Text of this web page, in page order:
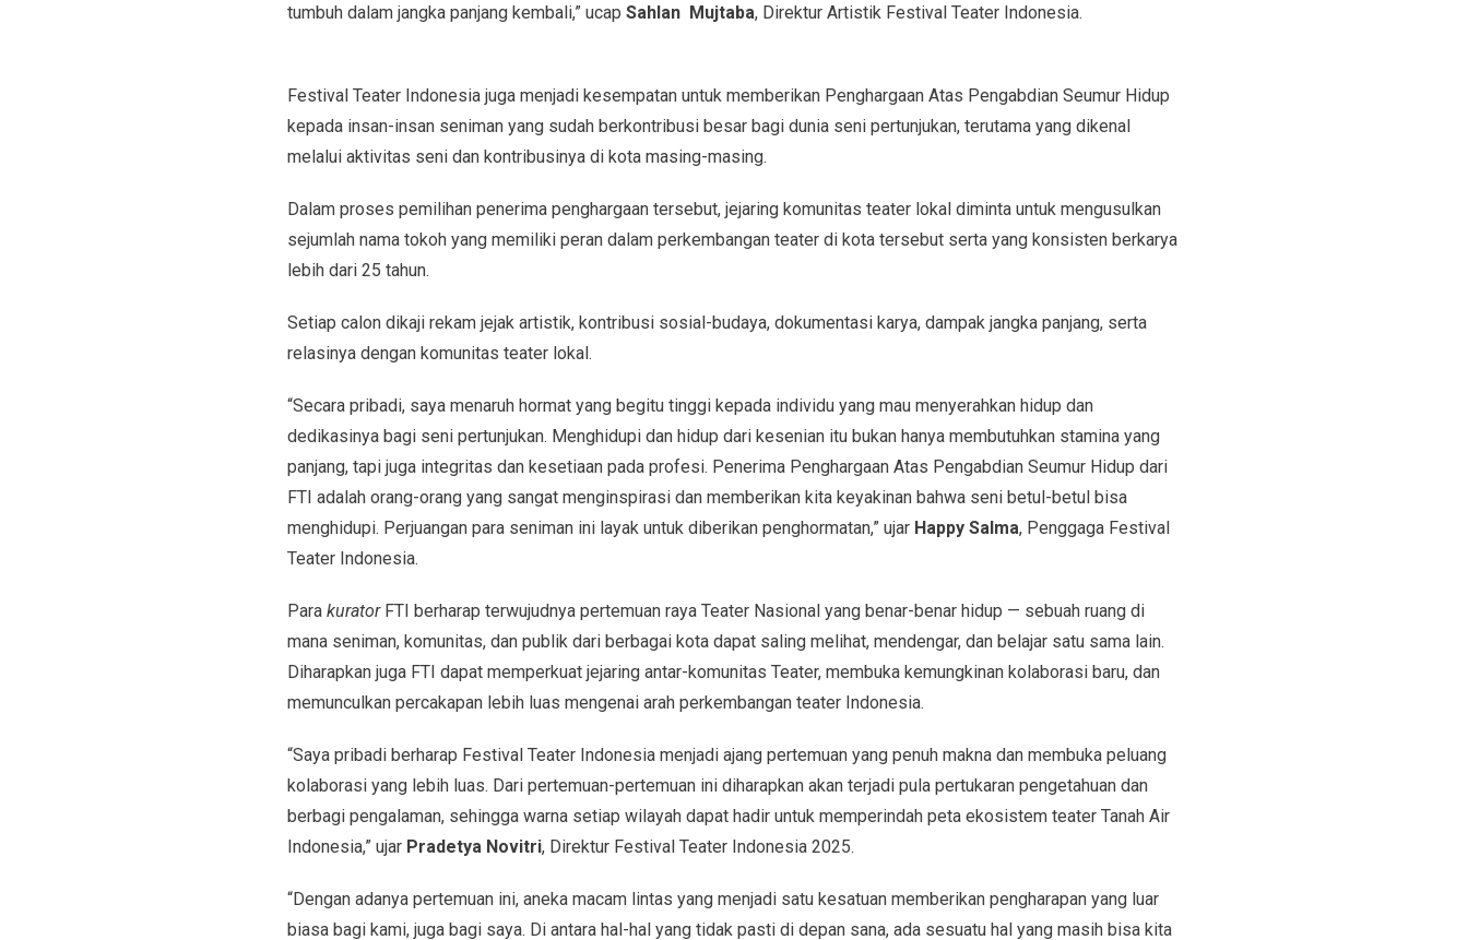
tumbuh dalam jangka panjang kembali,” ucap Sahlan Mujtaba, Direktur Artistik Festival Teater Indonesia.
Festival Teater Indonesia juga menjadi kesempatan untuk memberikan Penghargaan Atas Pengabdian Seumur Hidup
kepada insan-insan seniman yang sudah berkontribusi besar bagi dunia seni pertunjukan, terutama yang dikenal
melalui aktivitas seni dan kontribusinya di kota masing-masing.
Dalam proses pemilihan penerima penghargaan tersebut, jejaring komunitas teater lokal diminta untuk mengusulkan
sejumlah nama tokoh yang memiliki peran dalam perkembangan teater di kota tersebut serta yang konsisten berkarya
lebih dari 25 tahun.
Setiap calon dikaji rekam jejak artistik, kontribusi sosial-budaya, dokumentasi karya, dampak jangka panjang, serta
relasinya dengan komunitas teater lokal.
“Secara pribadi, saya menaruh hormat yang begitu tinggi kepada individu yang mau menyerahkan hidup dan
dedikasinya bagi seni pertunjukan. Menghidupi dan hidup dari kesenian itu bukan hanya membutuhkan stamina yang
panjang, tapi juga integritas dan kesetiaan pada profesi. Penerima Penghargaan Atas Pengabdian Seumur Hidup dari
FTI adalah orang-orang yang sangat menginspirasi dan memberikan kita keyakinan bahwa seni betul-betul bisa
menghidupi. Perjuangan para seniman ini layak untuk diberikan penghormatan,” ujar Happy Salma, Penggaga Festival
Teater Indonesia.
Para kurator FTI berharap terwujudnya pertemuan raya Teater Nasional yang benar-benar hidup — sebuah ruang di
mana seniman, komunitas, dan publik dari berbagai kota dapat saling melihat, mendengar, dan belajar satu sama lain.
Diharapkan juga FTI dapat memperkuat jejaring antar-komunitas Teater, membuka kemungkinan kolaborasi baru, dan
memunculkan percakapan lebih luas mengenai arah perkembangan teater Indonesia.
“Saya pribadi berharap Festival Teater Indonesia menjadi ajang pertemuan yang penuh makna dan membuka peluang
kolaborasi yang lebih luas. Dari pertemuan-pertemuan ini diharapkan akan terjadi pula pertukaran pengetahuan dan
berbagi pengalaman, sehingga warna setiap wilayah dapat hadir untuk memperindah peta ekosistem teater Tanah Air
Indonesia,” ujar Pradetya Novitri, Direktur Festival Teater Indonesia 2025.
“Dengan adanya pertemuan ini, aneka macam lintas yang menjadi satu kesatuan memberikan pengharapan yang luar
biasa bagi kami, juga bagi saya. Di antara hal-hal yang tidak pasti di depan sana, ada sesuatu hal yang masih bisa kita